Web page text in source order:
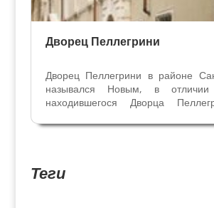
Дворец Пеллегрини
Дворец Пеллегрини в районе
назывался Новым, в
находившегося Дворца
архитектором Доменико Куртони
Теги